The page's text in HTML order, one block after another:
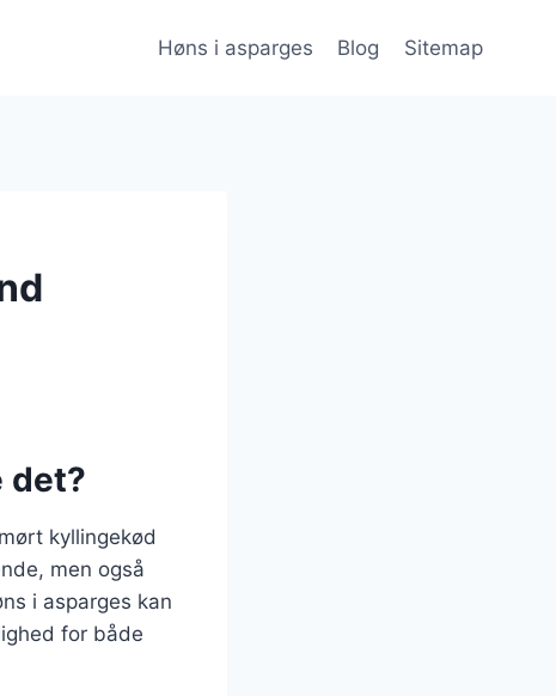
Høns i asparges Blog Sitemap
det?
kyllingekød
men også
i asparges kan
for både